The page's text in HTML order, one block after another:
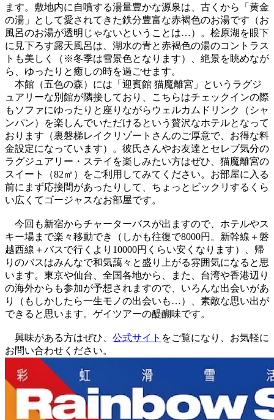
ます。敷地内に自噴する湯量豊かな源泉は、古くから「黄金
の湯」として愛されてきた鉄分豊富な赤褐色のお湯です（お
風呂のお湯が透明じゃないということは…）。桧原湖を眼下
に見下ろす露天風呂は、湖水の青と赤褐色の湯のコントラス
トも美しく（※冬季は雪景色となります）、絶景を眺めなが
ら、ゆったりと癒しの時を過ごせます。
本館（五色の森）には「迎賓館 猫魔離宮」というラグジ
ュアリーな別館が隣接しており、こちらはチェックインの際
もソファにゆったりと座りながらウェルカムドリンク（シャ
ンパン）を楽しんでいただけるという贅沢なホテルとなって
おります（裏磐梯レイクリゾートさんのご厚意で、お得な料
金設定になっています）。彼氏さんやお友達とセレブ気分の
ラグジュアリー・ステイを楽しみたい方はぜひ、猫魔離宮の
スイート（82㎡）をご利用してみてください。お部屋に入る
前にまず応接間があったりして、ちょっとビックリするくら
い広くてゴージャスなお部屋です。
今回も新宿からチャーターバスが出ますので、ホテルやス
キー場まで楽々移動でき（しかも往復で8000円。新幹線＋磐
越西線＋バスで行くより10000円くらい安くなります）、帰
りのバスはみんなで和気藹々と盛り上がる雰囲気になると思
います。東京や仙台、全国各地から、また、台湾や香港辺り
の海外からも参加が予想されますので、いろんな出会いがあ
り（もしかしたら一生モノの出会いも…）、素敵な思い出が
できると思います。ゲイツアーの醍醐味です。
興味がある方はぜひ、 公式サイト をご覧になり、お気軽に
お問い合わせください。